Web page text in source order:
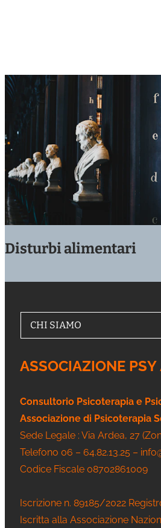
Disturbi alimentari
CHI SIAMO
ASSOCIAZIONE PSY
Consultorio Psicoterapia e
Associazione di Psicoterapia
Sede Legale : Via Ardea, 27
Telefono 06 – 64.82.13.25 –
Codice Fiscale 08702861009
Iscrizione n. 89185/2022
Iscritta alla Associazione